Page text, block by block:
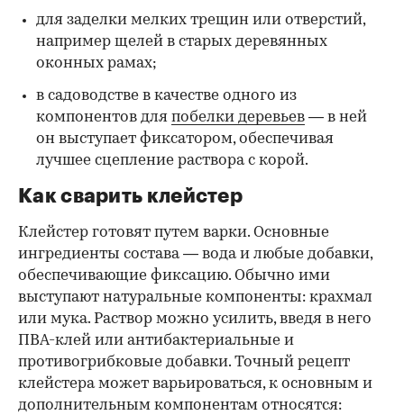
для заделки мелких трещин или отверстий,
например щелей в старых деревянных
оконных рамах;
в садоводстве в качестве одного из
компонентов для побелки деревьев — в ней
он выступает фиксатором, обеспечивая
лучшее сцепление раствора с корой.
Как сварить клейстер
Клейстер готовят путем варки. Основные
ингредиенты состава — вода и любые добавки,
обеспечивающие фиксацию. Обычно ими
выступают натуральные компоненты: крахмал
или мука. Раствор можно усилить, введя в него
ПВА-клей или антибактериальные и
противогрибковые добавки. Точный рецепт
клейстера может варьироваться, к основным и
дополнительным компонентам относятся: